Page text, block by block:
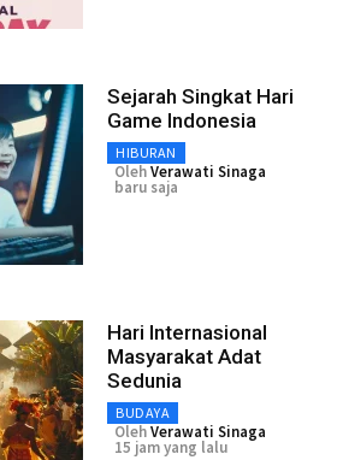
Sejarah Singkat Hari
Game Indonesia
HIBURAN
OlehVerawati Sinaga
baru saja
Hari Internasional
Masyarakat Adat
Sedunia
BUDAYA
OlehVerawati Sinaga
15 jam yang lalu